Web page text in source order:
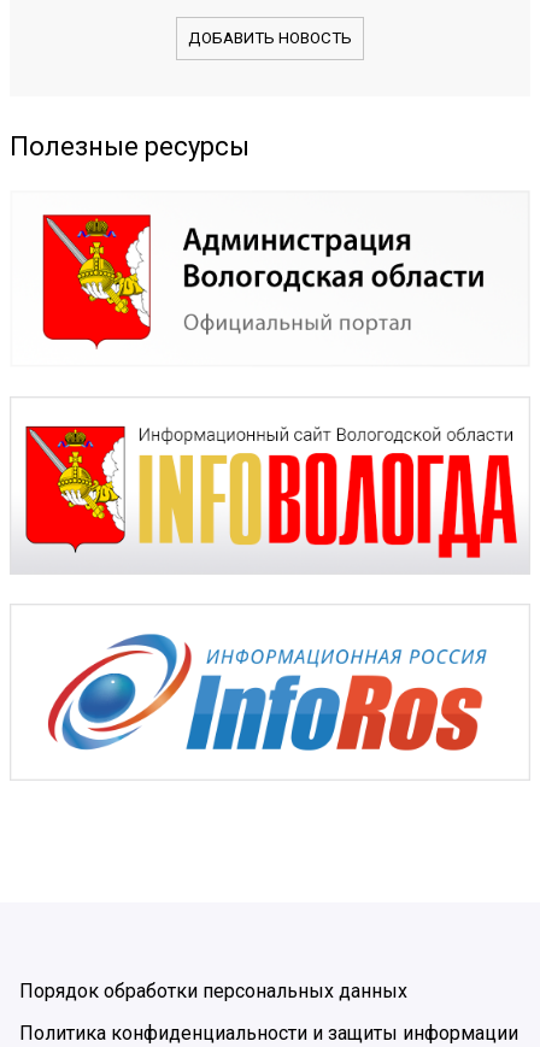
ДОБАВИТЬ НОВОСТЬ
Полезные ресурсы
Порядок обработки персональных данных
Политика конфиденциальности и защиты информации